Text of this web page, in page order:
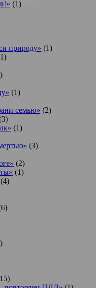
(1)
природу» (1)
(1)
семью» (2)
(1)
(3)
(2)
(1)
(4)